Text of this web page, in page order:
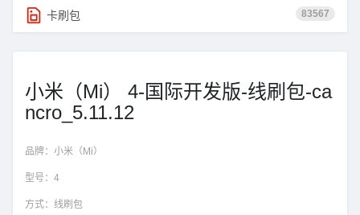
83567
卡刷包
小米（Mi） 4-国际开发版-线刷包-ca
ncro_5.11.12
品牌： 小米（Mi）
型号： 4
方式： 线刷包